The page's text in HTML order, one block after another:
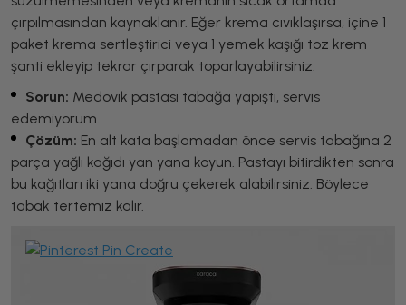
çırpılmasından kaynaklanır. Eğer krema cıvıklaşırsa, içine 1
paket krema sertleştirici veya 1 yemek kaşığı toz krem
şanti ekleyip tekrar çırparak toparlayabilirsiniz.
Sorun: Medovik pastası tabağa yapıştı, servis
edemiyorum.
Çözüm: En alt kata başlamadan önce servis tabağına 2
parça yağlı kağıdı yan yana koyun. Pastayı bitirdikten sonra
bu kağıtları iki yana doğru çekerek alabilirsiniz. Böylece
tabak tertemiz kalır.